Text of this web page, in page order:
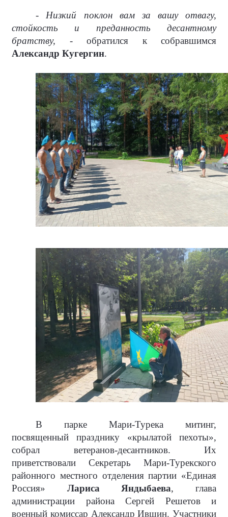
- Низкий поклон вам за вашу отвагу,
стойкость и преданность десантному
братству, -обратился к собравшимся
Александр Кугергин.
В парке Мари-Турека митинг,
посвященный празднику «крылатой пехоты»,
собрал ветеранов-десантников. Их
приветствовали Секретарь Мари-Турекского
районного местного отделения партии «Единая
Россия» Лариса Яндыбаева, глава
администрации района Сергей Решетов и
военный комиссар Александр Ившин. Участники